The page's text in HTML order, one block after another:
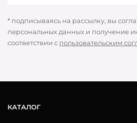
* подписываясь на рассылку, вы
персональных данных и получение
соответствии с пользовательским
КАТАЛОГ